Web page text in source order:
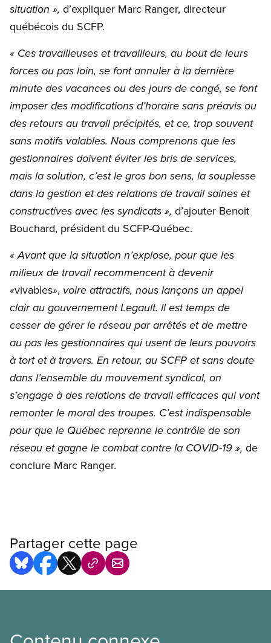
situation », d’expliquer Marc Ranger, directeur
québécois du SCFP.
« Ces travailleuses et travailleurs, au bout de leurs
forces ou pas loin, se font annuler à la dernière
minute des vacances ou des jours de congé, se font
imposer des modifications d’horaire sans préavis ou
des retours au travail précipités, et ce, trop souvent
sans motifs valables. Nous comprenons que les
gestionnaires doivent éviter les bris de services,
mais la solution, c’est le gros bon sens, la souplesse
dans la gestion et des relations de travail saines et
constructives avec les syndicats », d’ajouter Benoit
Bouchard, président du SCFP-Québec.
« Avant que la situation n’explose, pour que les
milieux de travail recommencent à devenir
«vivables», voire attractifs, nous lançons un appel
clair au gouvernement Legault. Il est temps de
cesser de gérer le réseau par arrêtés et de mettre
au pas les gestionnaires qui usent de leurs pouvoirs
à tort et à travers. En retour, au SCFP et sans doute
dans l’ensemble du mouvement syndical, on
s’engage à des relations de travail efficaces qui vont
remonter le moral des troupes. C’est indispensable
pour que le Québec reprenne le contrôle de son
réseau et gagne le combat contre la COVID-19 », de
conclure Marc Ranger.
Partager cette page